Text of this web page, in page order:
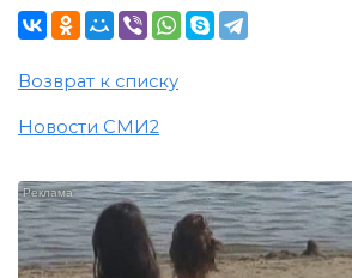
Возврат к списку
Новости СМИ2